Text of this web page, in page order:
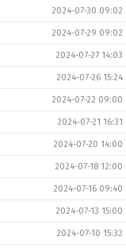
2024-07-30 09:02
2024-07-29 09:02
2024-07-27 14:03
2024-07-26 15:24
2024-07-22 09:00
2024-07-21 16:31
2024-07-20 14:00
2024-07-18 12:00
2024-07-16 09:40
2024-07-13 15:00
2024-07-10 15:32